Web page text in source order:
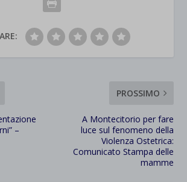
–
PROSSIMO
A Montecitorio per fare
luce sul fenomeno della
Violenza Ostetrica:
Comunicato Stampa delle
mamme